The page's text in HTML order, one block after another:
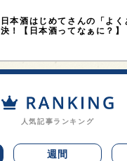
日本酒はじめてさんの「よ
決！【日本酒ってなぁに？】
人気記事ランキング
週間